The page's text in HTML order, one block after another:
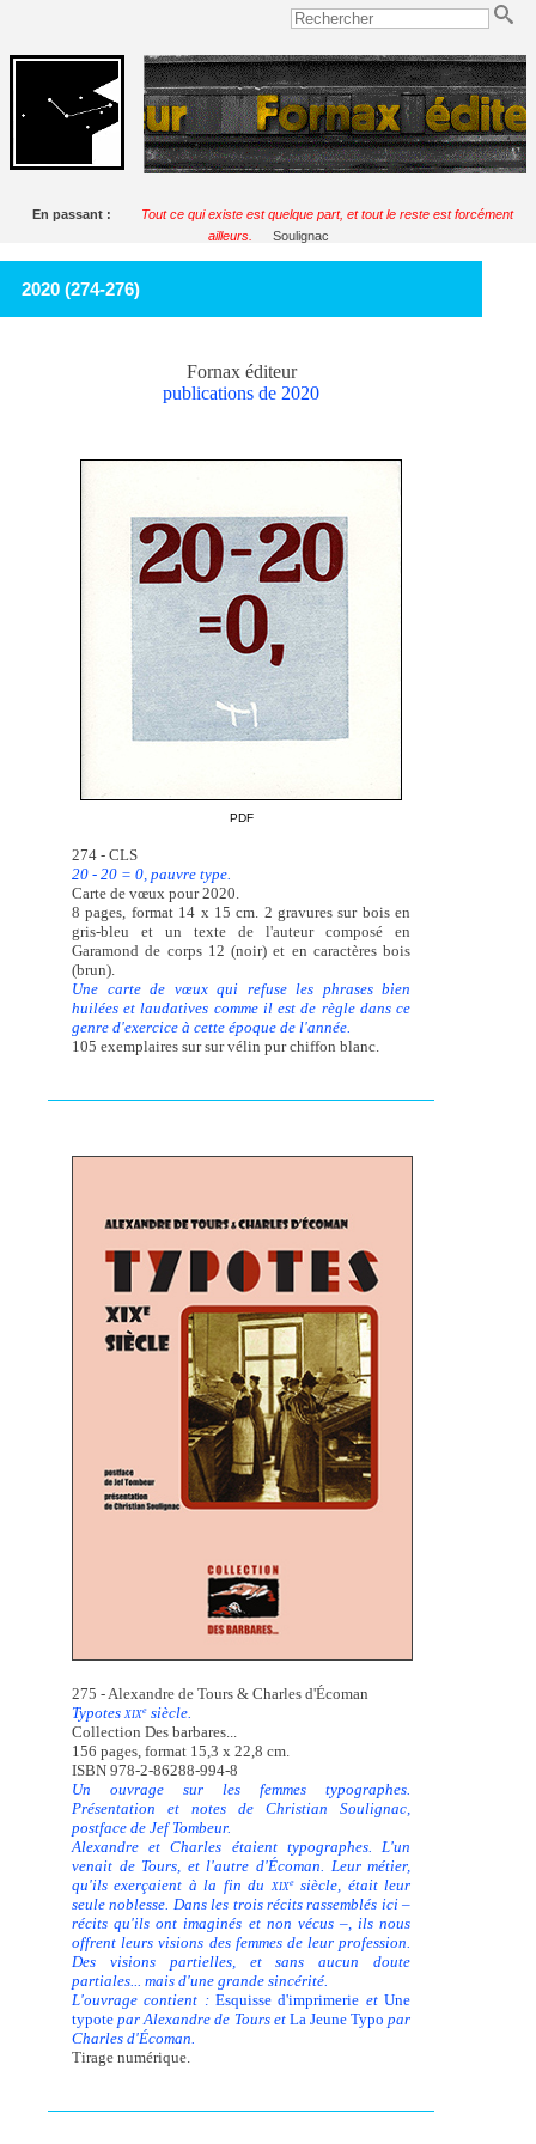
En passant :
Tout ce qui existe est quelque part, et tout le reste est forcément
ailleurs.
Soulignac
2020 (274-276)
Fornax éditeur
publications de 2020
PDF
274 - CLS
20 - 20 = 0, pauvre type.
Carte de vœux pour 2020.
8 pages, format 14 x 15 cm. 2 gravures sur bois en
gris-bleu et un texte de l'auteur composé en
Garamond de corps 12 (noir) et en caractères bois
(brun).
Une carte de vœux qui refuse les phrases bien
huilées et laudatives comme il est de règle dans ce
genre d'exercice à cette époque de l'année.
105 exemplaires sur sur vélin pur chiffon blanc.
275 - Alexandre de Tours & Charles d'Écoman
TypotesXIXesiècle.
Collection Des barbares...
156 pages, format 15,3 x 22,8 cm.
ISBN 978-2-86288-994-8
Un ouvrage sur les femmes typographes.
Présentation et notes de Christian Soulignac,
postface de Jef Tombeur.
Alexandre et Charles étaient typographes. L'un
venait de Tours, et l'autre d'Écoman. Leur métier,
qu'ils exerçaient à la fin duXIXesiècle, était leur
seule noblesse. Dans les trois récits rassemblés ici –
récits qu'ils ont imaginés et non vécus –, ils nous
offrent leurs visions des femmes de leur profession.
Des visions partielles, et sans aucun doute
partiales... mais d'une grande sincérité.
L'ouvrage contient :Esquisse d'imprimerie etUne
typotepar Alexandre de Tours et La Jeune Typo par
Charles d'Écoman.
Tirage numérique.